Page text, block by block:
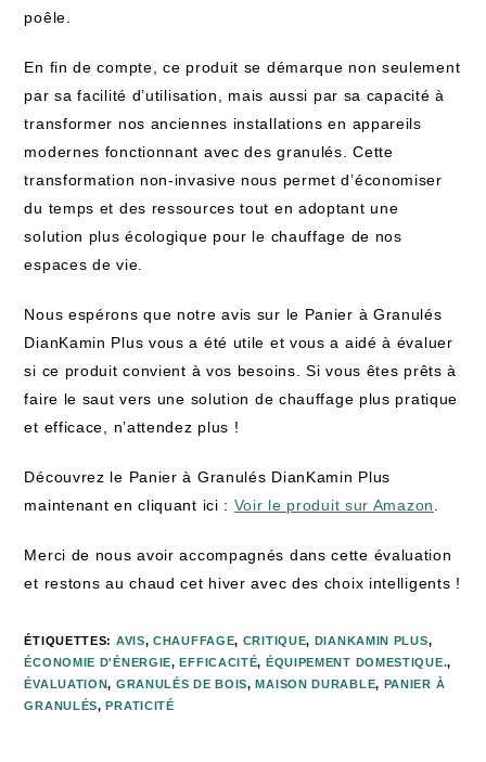
poêle.
En fin de compte, ce produit se démarque non seulement
par sa facilité d’utilisation, mais aussi par sa capacité à
transformer nos anciennes installations en appareils
modernes fonctionnant avec des granulés. Cette
transformation non-invasive nous permet d’économiser
du temps et des ressources tout en adoptant une
solution plus écologique pour le chauffage de nos
espaces de vie.
Nous espérons que notre avis sur le Panier à Granulés
DianKamin Plus vous a été utile et vous a aidé à évaluer
si ce produit convient à vos besoins. Si vous êtes prêts à
faire le saut vers une solution de chauffage plus pratique
et efficace, n’attendez plus !
Découvrez le Panier à Granulés DianKamin Plus
maintenant en cliquant ici : Voir le produit sur Amazon
Merci de nous avoir accompagnés dans cette évaluation
et restons au chaud cet hiver avec des choix intelligents !
ÉTIQUETTES: AVIS, CHAUFFAGE, CRITIQUE, DIANKAMIN PLUS,
ÉCONOMIE D'ÉNERGIE, EFFICACITÉ, ÉQUIPEMENT DOMESTIQUE.,
ÉVALUATION, GRANULÉS DE BOIS, MAISON DURABLE, PANIER À
GRANULÉS, PRATICITÉ